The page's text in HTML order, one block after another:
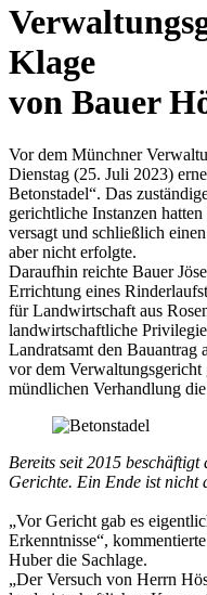
Klage
von Bauer
Vor dem Münchner
Dienstag (25. Juli 2023)
Betonstadel“. Das
gerichtliche Instanzen
versagt und schließlich
aber nicht erfolgte.
Daraufhin reichte Bauer
Errichtung eines
für Landwirtschaft aus
landwirtschaftliche
Landratsamt den Bauantrag
vor dem
mündlichen Verhandlung
Bereits seit 2015
Gerichte. Ein Ende ist nicht
„Vor Gericht gab es
Erkenntnisse“,
Huber die Sachlage.
„Der Versuch von Herrn